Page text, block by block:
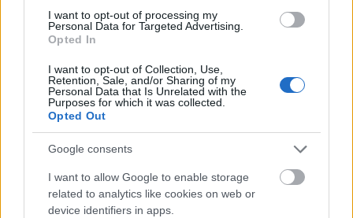
I want to opt-out of processing my
Personal Data for Targeted Advertising.
Opted In
I want to opt-out of Collection, Use,
Retention, Sale, and/or Sharing of my
Personal Data that Is Unrelated with the
Purposes for which it was collected.
Opted Out
Google consents
I want to allow Google to enable storage
related to analytics like cookies on web or
device identifiers in apps.
roztocze
bigot
Dolce & Gabbana
oboje